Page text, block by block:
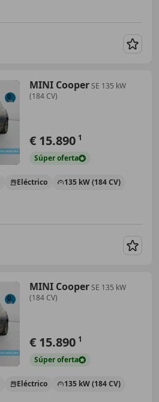
MINI CooperSE 135 kW
(184 CV)
€ 15.890 1
Súperoferta
Eléctrico 135 kW (184 CV)
MINI CooperSE 135 kW
(184 CV)
€ 15.890 1
Súperoferta
Eléctrico 135 kW (184 CV)